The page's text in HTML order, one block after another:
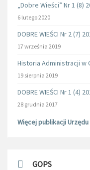
„Dobre Wieści” Nr 1 (8)
6 lutego 2020
DOBRE WIEŚCI Nr 2 (7)
17 września 2019
Historia Administracji w
19 sierpnia 2019
DOBRE WIEŚCI Nr 1 (4)
28 grudnia 2017
Więcej publikacji Urzędu
GOPS